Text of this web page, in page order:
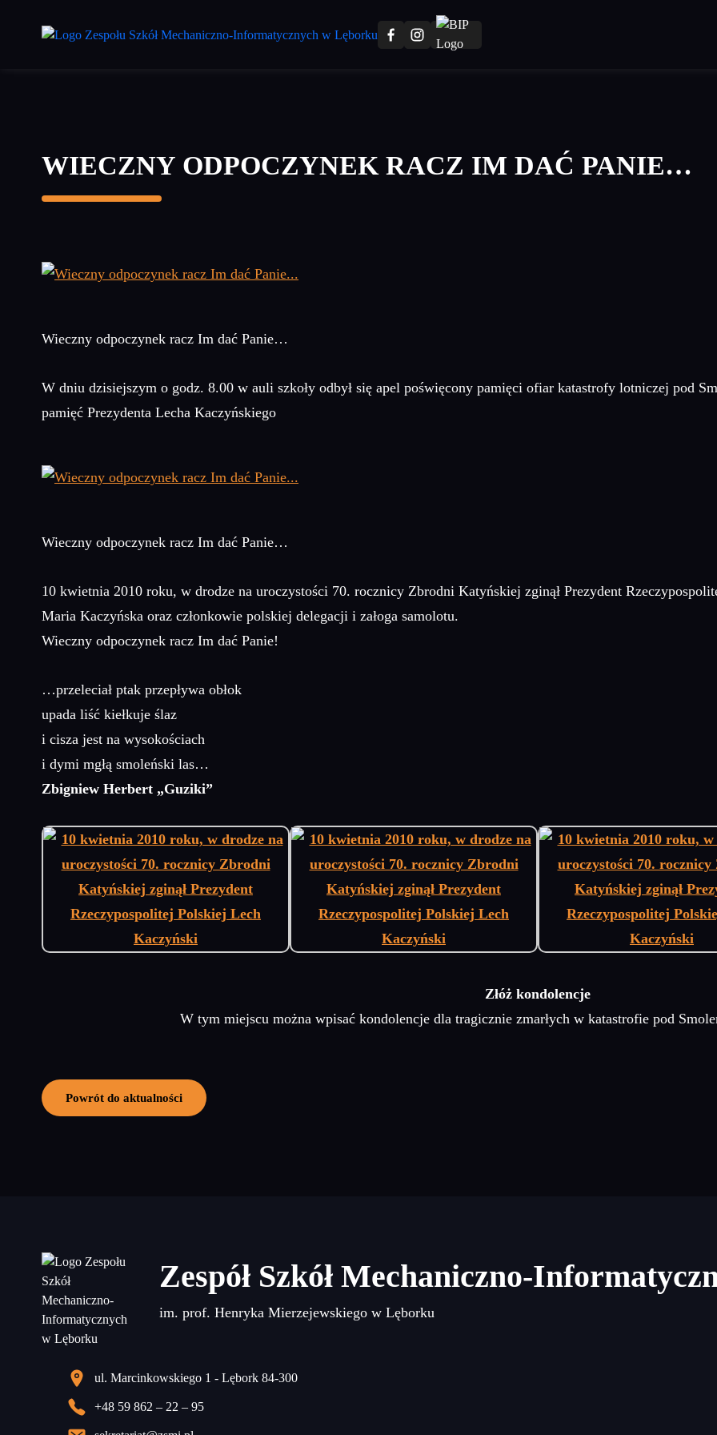
WIECZNY ODPOCZYNEK RACZ IM DAĆ PANIE…
Wieczny odpoczynek racz Im dać Panie…
W dniu dzisiejszym o godz. 8.00 w auli szkoły odbył się apel poświęcony pamięci ofiar katastrofy lotniczej pod
pamięć Prezydenta Lecha Kaczyńskiego
Wieczny odpoczynek racz Im dać Panie…
10 kwietnia 2010 roku, w drodze na uroczystości 70. rocznicy Zbrodni Katyńskiej zginął Prezydent
Maria Kaczyńska oraz członkowie polskiej delegacji i załoga samolotu.
Wieczny odpoczynek racz Im dać Panie!
…przeleciał ptak przepływa obłok
upada liść kiełkuje ślaz
i cisza jest na wysokościach
i dymi mgłą smoleński las…
Zbigniew Herbert „Guziki”
Złóż kondolencje
W tym miejscu można wpisać kondolencje dla tragicznie zmarłych w katastrofie pod
Powrót do aktualności
Zespół Szkół Mechaniczno-
im. prof. Henryka Mierzejewskiego w Lęborku
ul. Marcinkowskiego 1 - Lębork 84-300
+48 59 862 – 22 – 95